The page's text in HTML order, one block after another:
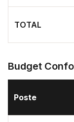
TOTAL
Budget
Poste